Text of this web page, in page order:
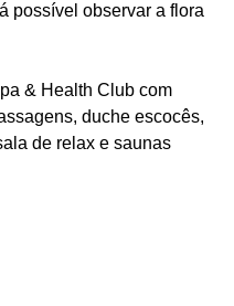
possível observar a flora
& Health Club com
duche escocês,
de relax e saunas